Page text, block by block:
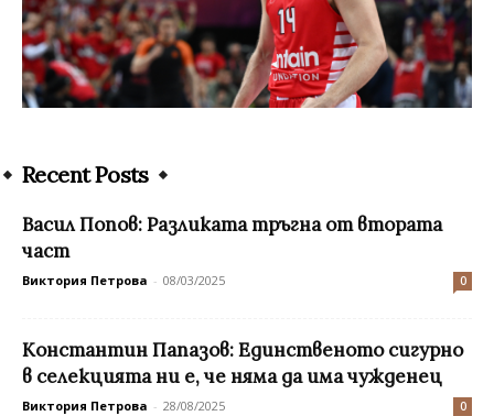
Recent Posts
Васил Попов: Разликата тръгна от втората
част
Виктория Петрова - 08/03/2025 0
Константин Папазов: Единственото сигурно
в селекцията ни е, че няма да има чужденец
Виктория Петрова - 28/08/2025 0